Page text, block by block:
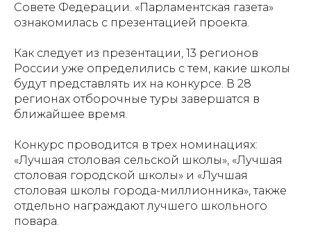
Совете Федерации. «Парламентская газета»
ознакомилась с презентацией проекта.
Как следует из презентации, 13 регионов
России уже определились с тем, какие школы
будут представлять их на конкурсе. В 28
регионах отборочные туры завершатся в
ближайшее время.
Конкурс проводится в трех номинациях:
«Лучшая столовая сельской школы», «Лучшая
столовая городской школы» и «Лучшая
столовая школы города-миллионника», также
отдельно награждают лучшего школьного
повара.